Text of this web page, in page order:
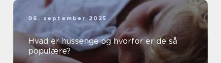
06. september 2025
Hvad er hussenge og hvorfor er de så
populære?